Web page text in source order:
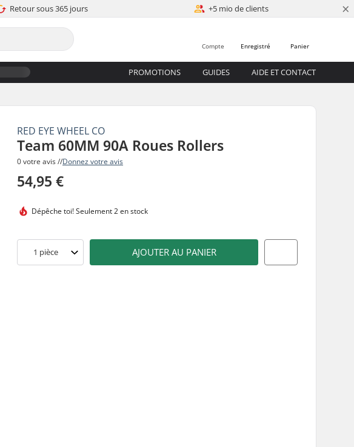
Retour sous 365 jours +5 mio de clients ×
Panier
Enregistré
Compte
PROMOTIONS GUIDES AIDE ET CONTACT
RED EYE WHEEL CO
Team 60MM 90A Roues Rollers
0 votre avis //Donnez votre avis
54,95 €
Dépêche toi!Seulement 2 en stock
1 pièce AJOUTER AU PANIER